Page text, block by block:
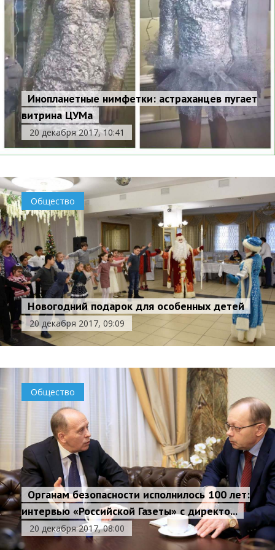
Инопланетные нимфетки: астраханцев пугает
витрина ЦУМа
20 декабря 2017, 10:41
Общество
Новогодний подарок для особенных детей
20 декабря 2017, 09:09
Общество
Органам безопасности исполнилось 100 лет:
интервью «Российской Газеты» с директо...
20 декабря 2017, 08:00